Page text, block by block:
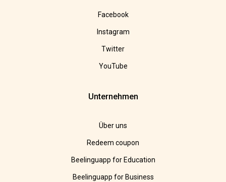
Facebook
Instagram
Twitter
YouTube
Unternehmen
Über uns
Redeem coupon
Beelinguapp for Education
Beelinguapp for Business